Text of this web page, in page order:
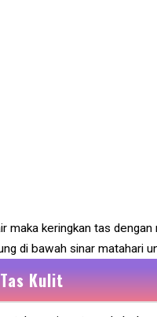
maka keringkan tas
di bawah sinar matahari
Kulit